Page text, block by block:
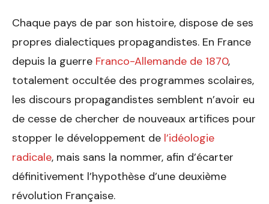
Chaque pays de par son histoire, dispose de ses
propres dialectiques propagandistes. En France
depuis la guerre Franco-Allemande de 1870,
totalement occultée des programmes scolaires,
les discours propagandistes semblent n’avoir eu
de cesse de chercher de nouveaux artifices pour
stopper le développement de l’idéologie
radicale, mais sans la nommer, afin d’écarter
définitivement l’hypothèse d’une deuxième
révolution Française.